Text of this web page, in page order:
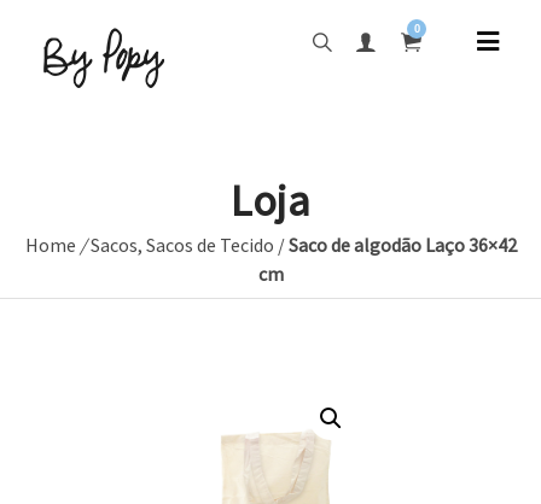
0
Loja
Home /Sacos, Sacos de Tecido /Saco de algodão Laço 36×42
cm